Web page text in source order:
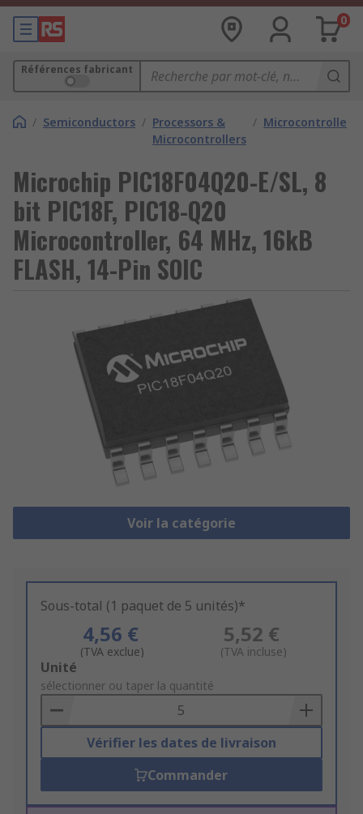
0
Références fabricant
/ Semiconductors / Processors &
Microcontrollers
/ Microcontrollers
Microchip PIC18F04Q20-E/SL, 8
bit PIC18F, PIC18-Q20
Microcontroller, 64 MHz, 16kB
FLASH, 14-Pin SOIC
Voir la catégorie
Sous-total (1 paquet de 5 unités)*
4,56 €
(TVA exclue)
5,52 €
(TVA incluse)
Add
to
Basket
Unité
sélectionner ou taper la quantité
Vérifier les dates de livraison
Commander